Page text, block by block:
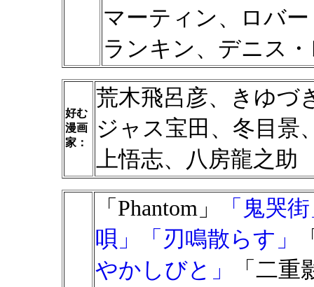
マーティン、ロバ
ランキン、デニス
好む
漫画
家：
荒木飛呂彦、きゆづ
ジャス宝田、冬目景
上悟志、八房龍之助
「Phantom」
「鬼哭
唄」
「刃鳴散らす」
やかしびと」
「二重